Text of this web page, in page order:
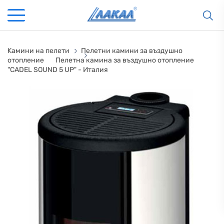
КАМИНИ
Kамини на пелети
Пелетни камини за въздушно
отопление
Пелетна камина за въздушно отопление
"CADEL SOUND 5 UP" - Италия